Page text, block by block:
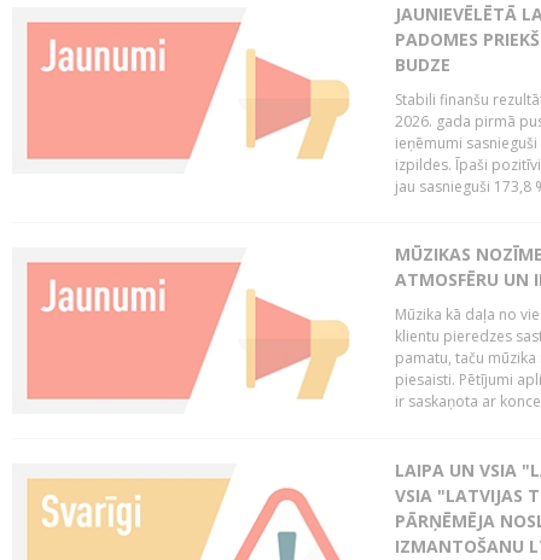
JAUNIEVĒLĒTĀ
PADOMES
BUDZE
Stabili finanšu
2026. gada pirmā
ieņēmumi
izpildes. Īpaši
jau sasnieguši 173,8
MŪZIKAS
ATMOSFĒRU UN
Mūzika kā daļa no
klientu pieredzes
pamatu, taču
piesaisti. Pētījumi
ir saskaņota ar
LAIPA UN VSIA
VSIA "LATVIJAS
PĀRŅĒMĒJA
IZMANTOŠANU